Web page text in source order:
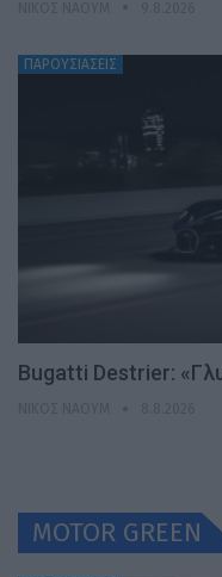
ΠΑΡΟΥΣΙΑΣΕΙΣ
Bugatti Destrier:
MOTOR GREEN